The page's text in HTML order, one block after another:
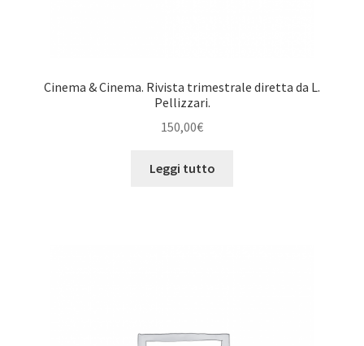
Cinema & Cinema. Rivista trimestrale diretta da L.
Pellizzari.
150,00€
Leggi tutto